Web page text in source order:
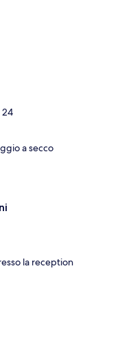
24
a secco
la reception